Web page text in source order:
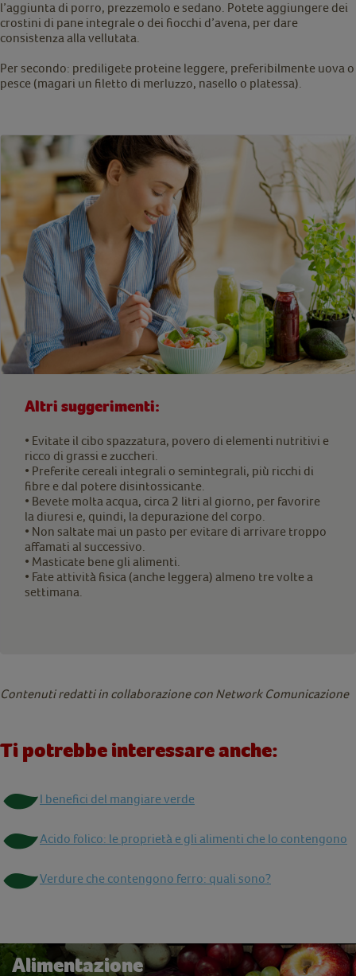
l’aggiunta di porro, prezzemolo e sedano. Potete aggiungere dei
crostini di pane integrale o dei fiocchi d’avena, per dare
consistenza alla vellutata.
Per secondo: prediligete proteine leggere, preferibilmente uova o
pesce (magari un filetto di merluzzo, nasello o platessa).
Altri suggerimenti:
• Evitate il cibo spazzatura, povero di elementi nutritivi e
ricco di grassi e zuccheri.
• Preferite cereali integrali o semintegrali, più ricchi di
fibre e dal potere disintossicante.
• Bevete molta acqua, circa 2 litri al giorno, per favorire
la diuresi e, quindi, la depurazione del corpo.
• Non saltate mai un pasto per evitare di arrivare troppo
affamati al successivo.
• Masticate bene gli alimenti.
• Fate attività fisica (anche leggera) almeno tre volte a
settimana.
Contenuti redatti in collaborazione con Network Comunicazione
Ti potrebbe interessare anche:
I benefici del mangiare verde
Acido folico: le proprietà e gli alimenti che lo contengono
Verdure che contengono ferro: quali sono?
Alimentazione